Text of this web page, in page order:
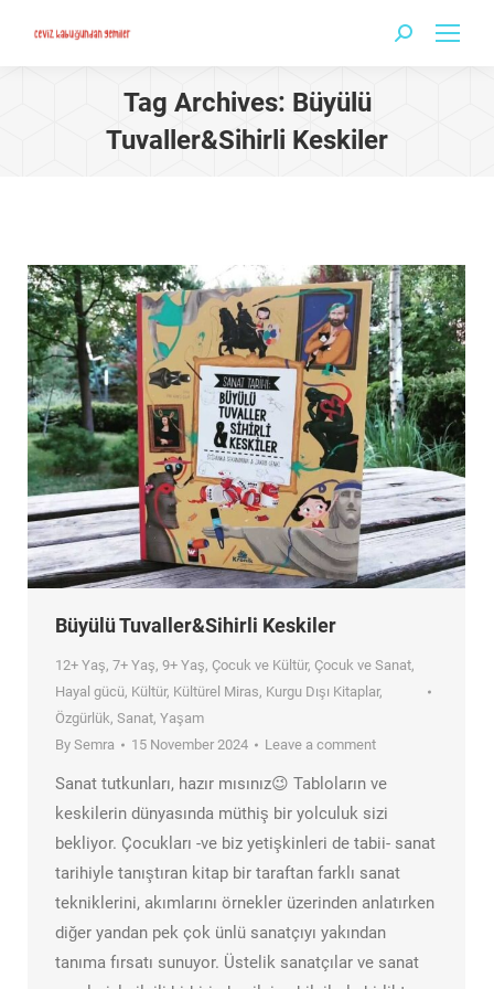
Search:
Tag Archives: Büyülü
Tuvaller&Sihirli Keskiler
Büyülü Tuvaller&Sihirli Keskiler
12+ Yaş, 7+ Yaş, 9+ Yaş, Çocuk ve Kültür, Çocuk ve Sanat,
Hayal gücü, Kültür, Kültürel Miras, Kurgu Dışı Kitaplar,
Özgürlük, Sanat, Yaşam
By Semra 15 November 2024 Leave a comment
Sanat tutkunları, hazır mısınız😉 Tabloların ve
keskilerin dünyasında müthiş bir yolculuk sizi
bekliyor. Çocukları -ve biz yetişkinleri de tabii- sanat
tarihiyle tanıştıran kitap bir taraftan farklı sanat
tekniklerini, akımlarını örnekler üzerinden anlatırken
diğer yandan pek çok ünlü sanatçıyı yakından
tanıma fırsatı sunuyor. Üstelik sanatçılar ve sanat